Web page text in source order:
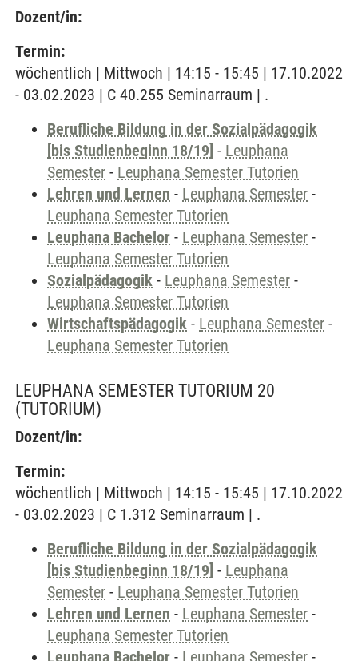
Dozent/in:
Termin:
wöchentlich | Mittwoch | 14:15 - 15:45 | 17.10.2022
- 03.02.2023 | C 40.255 Seminarraum | .
Berufliche Bildung in der Sozialpädagogik
[bis Studienbeginn 18/19] - Leuphana
Semester - Leuphana Semester Tutorien
Lehren und Lernen - Leuphana Semester -
Leuphana Semester Tutorien
Leuphana Bachelor - Leuphana Semester -
Leuphana Semester Tutorien
Sozialpädagogik - Leuphana Semester -
Leuphana Semester Tutorien
Wirtschaftspädagogik - Leuphana Semester -
Leuphana Semester Tutorien
LEUPHANA SEMESTER TUTORIUM 20
(TUTORIUM)
Dozent/in:
Termin:
wöchentlich | Mittwoch | 14:15 - 15:45 | 17.10.2022
- 03.02.2023 | C 1.312 Seminarraum | .
Berufliche Bildung in der Sozialpädagogik
[bis Studienbeginn 18/19] - Leuphana
Semester - Leuphana Semester Tutorien
Lehren und Lernen - Leuphana Semester -
Leuphana Semester Tutorien
Leuphana Bachelor - Leuphana Semester -